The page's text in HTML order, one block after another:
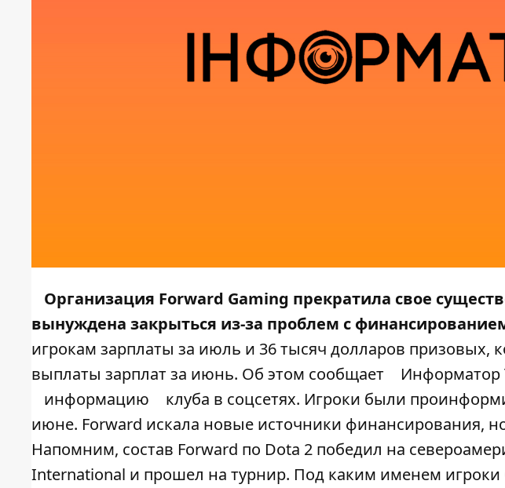
Организация Forward Gaming прекратила свое
вынуждена закрыться из-за проблем с
игрокам зарплаты за июль и 36 тысяч долларов призовых,
выплаты зарплат за июнь. Об этом сообщает
Информатор
информацию
клуба в соцсетях. Игроки были
июне. Forward искала новые источники финансирования,
Напомним, состав Forward по Dota 2 победил на
International и прошел на турнир. Под каким именем игроки